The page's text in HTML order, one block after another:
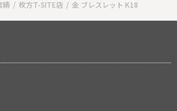
績 枚方T-SITE店 金 ブレスレット K18